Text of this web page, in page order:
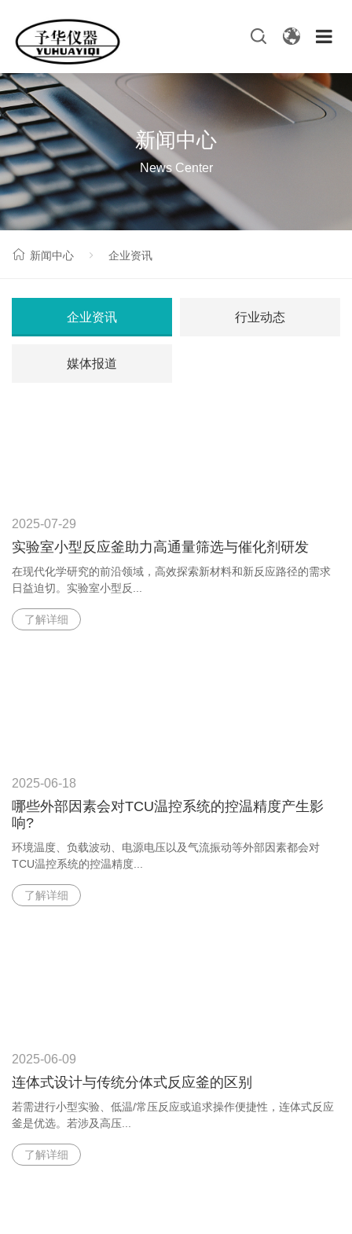
新闻中心
News Center
新闻中心 企业资讯
企业资讯 行业动态
媒体报道
2025-07-29
实验室小型反应釜助力高通量筛选与催化剂研发
在现代化学研究的前沿领域，高效探索新材料和新反应路径的需求
日益迫切。实验室小型反...
了解详细
2025-06-18
哪些外部因素会对TCU温控系统的控温精度产生影
响?
环境温度、负载波动、电源电压以及气流振动等外部因素都会对
TCU温控系统的控温精度...
了解详细
2025-06-09
连体式设计与传统分体式反应釜的区别
若需进行小型实验、低温/常压反应或追求操作便捷性，连体式反应
釜是优选。若涉及高压...
了解详细